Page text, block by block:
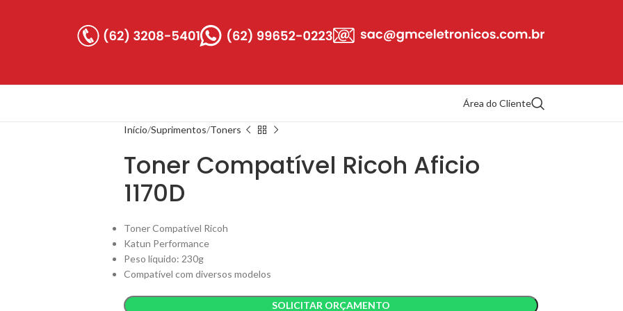
Área do Cliente
Início Suprimentos Toners
Toner Compatível Ricoh Aficio
1170D
Toner Compatível Ricoh
Katun Performance
Peso líquido: 230g
Compatível com diversos modelos
SOLICITAR ORÇAMENTO